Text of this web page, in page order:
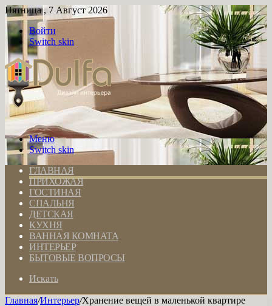
Пятница , 7 Август 2026
Войти
Switch skin
Меню
Switch skin
ГЛАВНАЯ
ПРИХОЖАЯ
ГОСТИНАЯ
СПАЛЬНЯ
ДЕТСКАЯ
КУХНЯ
ВАННАЯ КОМНАТА
ИНТЕРЬЕР
БЫТОВЫЕ ВОПРОСЫ
Искать
Главная/Интерьер/Хранение вещей в маленькой квартире